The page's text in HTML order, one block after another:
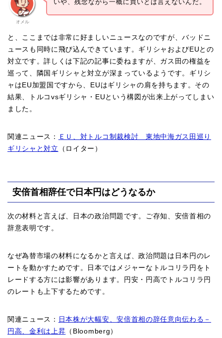
オメル
いや、残念ながら一概に買いとは言えないんだ。
と、ここまでは非常に好ましいニュースなのですが、バッドニ
ュースも同時に飛び込んできています。ギリシャおよびEUとの
対立です。詳しくは下記の記事に委ねますが、ガス田の権益を
巡って、隣国ギリシャと対立が深まっているようです。ギリシ
ャはEU加盟国ですから、EUはギリシャの肩を持ちます。その
結果、トルコvsギリシャ・EUという構図が出来上がってしまい
ました。
関連ニュース：
ＥＵ、対トルコ制裁検討 東地中海ガス田巡り
ギリシャと対立
（ロイター）
安倍首相辞任で日本円はどうなるか
次の材料と言えば、日本の政治問題です。ご存知、安倍首相の
辞意表明です。
なぜ為替市場の材料になるかと言えば、政治問題は日本円のレ
ートを動かすためです。日本ではメジャーなトルコリラ円をト
レードする方には影響があります。円安・円高でトルコリラ円
のレートも上下するためです。
関連ニュース：
日本株が大幅安、安倍首相の辞任意向伝わる－
円高、金利は上昇 （Bloomberg）